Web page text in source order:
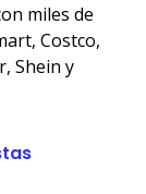
miles de
Costco,
Shein y